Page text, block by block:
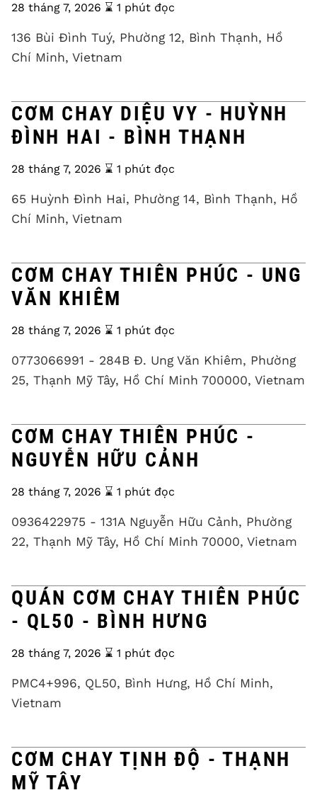
28 tháng 7, 2026 ⌛️ 1 phút đọc
136 Bùi Đình Tuý, Phường 12, Bình Thạnh, Hồ
Chí Minh, Vietnam
CƠM CHAY DIỆU VY - HUỲNH
ĐÌNH HAI - BÌNH THẠNH
28 tháng 7, 2026 ⌛️ 1 phút đọc
65 Huỳnh Đình Hai, Phường 14, Bình Thạnh, Hồ
Chí Minh, Vietnam
CƠM CHAY THIÊN PHÚC - UNG
VĂN KHIÊM
28 tháng 7, 2026 ⌛️ 1 phút đọc
0773066991 - 284B Đ. Ung Văn Khiêm, Phường
25, Thạnh Mỹ Tây, Hồ Chí Minh 700000, Vietnam
CƠM CHAY THIÊN PHÚC -
NGUYỄN HỮU CẢNH
28 tháng 7, 2026 ⌛️ 1 phút đọc
0936422975 - 131A Nguyễn Hữu Cảnh, Phường
22, Thạnh Mỹ Tây, Hồ Chí Minh 70000, Vietnam
QUÁN CƠM CHAY THIÊN PHÚC
- QL50 - BÌNH HƯNG
28 tháng 7, 2026 ⌛️ 1 phút đọc
PMC4+996, QL50, Bình Hưng, Hồ Chí Minh,
Vietnam
CƠM CHAY TỊNH ĐỘ - THẠNH
MỸ TÂY